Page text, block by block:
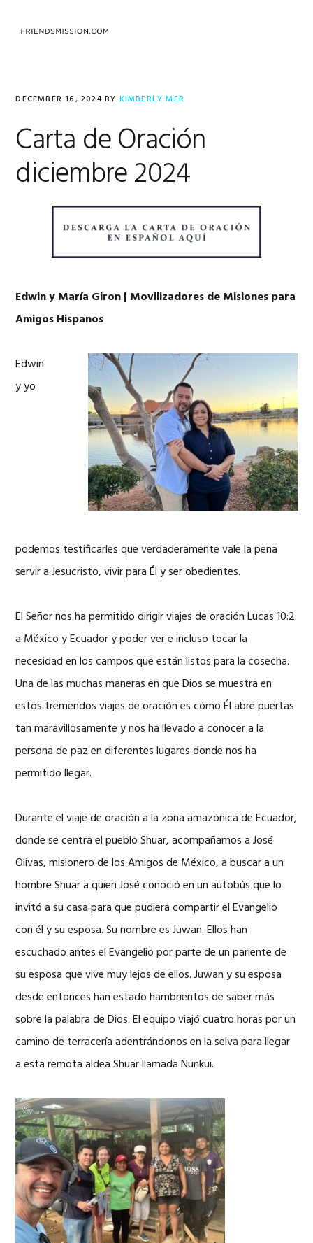
DECEMBER 16, 2024BY KIMBERLY MER
Carta de Oración
diciembre 2024
Edwin y María Giron | Movilizadores de Misiones para
Amigos Hispanos
Edwin
y yo
podemos testificarles que verdaderamente vale la pena
servir a Jesucristo, vivir para Él y ser obedientes.
El Señor nos ha permitido dirigir viajes de oración Lucas 10:2
a México y Ecuador y poder ver e incluso tocar la
necesidad en los campos que están listos para la cosecha.
Una de las muchas maneras en que Dios se muestra en
estos tremendos viajes de oración es cómo Él abre puertas
tan maravillosamente y nos ha llevado a conocer a la
persona de paz en diferentes lugares donde nos ha
permitido llegar.
Durante el viaje de oración a la zona amazónica de Ecuador,
donde se centra el pueblo Shuar, acompañamos a José
Olivas, misionero de los Amigos de México, a buscar a un
hombre Shuar a quien José conoció en un autobús que lo
invitó a su casa para que pudiera compartir el Evangelio
con él y su esposa. Su nombre es Juwan. Ellos han
escuchado antes el Evangelio por parte de un pariente de
su esposa que vive muy lejos de ellos. Juwan y su esposa
desde entonces han estado hambrientos de saber más
sobre la palabra de Dios. El equipo viajó cuatro horas por un
camino de terracería adentrándonos en la selva para llegar
a esta remota aldea Shuar llamada Nunkui.